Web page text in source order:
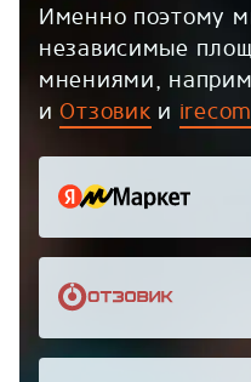
Именно поэтому
независимые
мнениями,
иОтзовик и